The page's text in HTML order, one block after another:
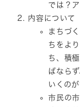
では？
内容について
まちづ
ちをよ
ち、積
ばなら
いくの
市民の